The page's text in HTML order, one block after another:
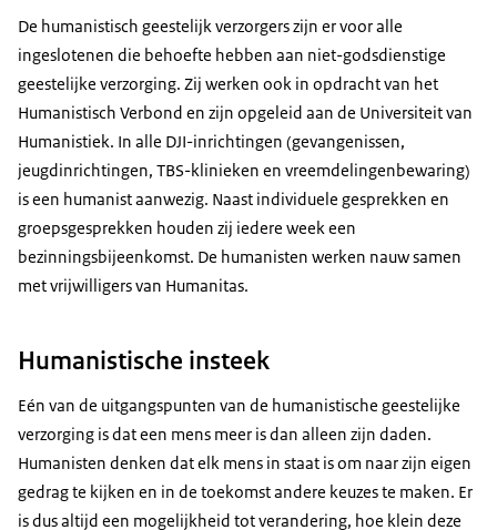
De humanistisch geestelijk verzorgers zijn er voor alle
ingeslotenen die behoefte hebben aan niet-godsdienstige
geestelijke verzorging. Zij werken ook in opdracht van het
Humanistisch Verbond en zijn opgeleid aan de Universiteit van
Humanistiek. In alle DJI-inrichtingen (gevangenissen,
jeugdinrichtingen, TBS-klinieken en vreemdelingenbewaring)
is een humanist aanwezig. Naast individuele gesprekken en
groepsgesprekken houden zij iedere week een
bezinningsbijeenkomst. De humanisten werken nauw samen
met vrijwilligers van Humanitas.
Humanistische insteek
Eén van de uitgangspunten van de humanistische geestelijke
verzorging is dat een mens meer is dan alleen zijn daden.
Humanisten denken dat elk mens in staat is om naar zijn eigen
gedrag te kijken en in de toekomst andere keuzes te maken. Er
is dus altijd een mogelijkheid tot verandering, hoe klein deze